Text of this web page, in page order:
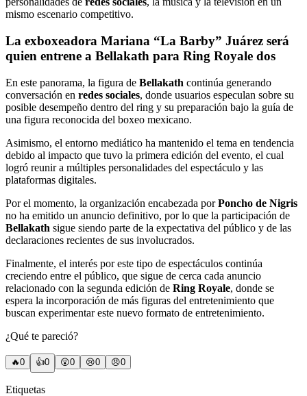
mismo escenario competitivo.
La exboxeadora Mariana “La Barby” Juárez será
quien entrene a Bellakath para Ring Royale dos
En este panorama, la figura de Bellakath continúa generando
conversación en redes sociales, donde usuarios especulan sobre su
posible desempeño dentro del ring y su preparación bajo la guía de
una figura reconocida del boxeo mexicano.
Asimismo, el entorno mediático ha mantenido el tema en tendencia
debido al impacto que tuvo la primera edición del evento, el cual
logró reunir a múltiples personalidades del espectáculo y las
plataformas digitales.
Por el momento, la organización encabezada porPoncho de Nigris
no ha emitido un anuncio definitivo, por lo que la participación de
Bellakath sigue siendo parte de la expectativa del público y de las
declaraciones recientes de sus involucrados.
Finalmente, el interés por este tipo de espectáculos continúa
creciendo entre el público, que sigue de cerca cada anuncio
relacionado con la segunda edición de Ring Royale, donde se
espera la incorporación de más figuras del entretenimiento que
buscan experimentar este nuevo formato de entretenimiento.
¿Qué te pareció?
🔥0 👍0 😲0 😢0 😠0
Etiquetas